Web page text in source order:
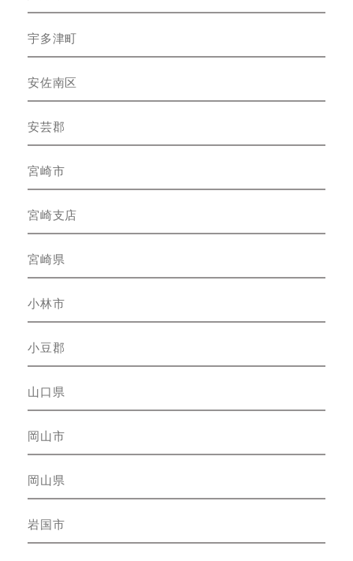
宇多津町
安佐南区
安芸郡
宮崎市
宮崎支店
宮崎県
小林市
小豆郡
山口県
岡山市
岡山県
岩国市